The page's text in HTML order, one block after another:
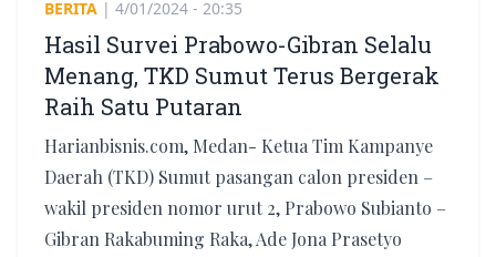
BERITA | 4/01/2024 - 20:35
Hasil Survei Prabowo-Gibran Selalu
Menang, TKD Sumut Terus Bergerak
Raih Satu Putaran
Harianbisnis.com, Medan- Ketua Tim Kampanye
Daerah (TKD) Sumut pasangan calon presiden –
wakil presiden nomor urut 2, Prabowo Subianto –
Gibran Rakabuming Raka, Ade Jona Prasetyo